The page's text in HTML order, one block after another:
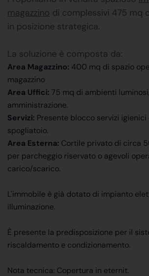
magazzino di complessivi 475 mq
in posizione strategica.
La soluzione è composta da:
Area Magazzino: 400 mq di spazio
magazzino
Area Uffici: 75 mq di ambienti
amministrazione.
Servizi: Presente blocco servizi
spogliatoio.
Area Esterna: Cortile privato di circa
per parcheggio riservato o agevoli
carico/scarico.
L'immobile è già dotato di impianto
illuminazione.
È presente la predisposizione per il
riscaldamento e condizionamento.
Nota tecnica: Copertura in eternit.